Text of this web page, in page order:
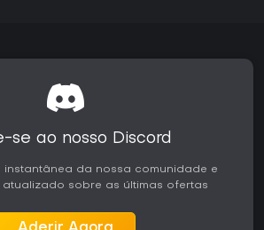
se ao nosso Discord
instantânea da nossa comunidade e
atualizado sobre as últimas ofertas